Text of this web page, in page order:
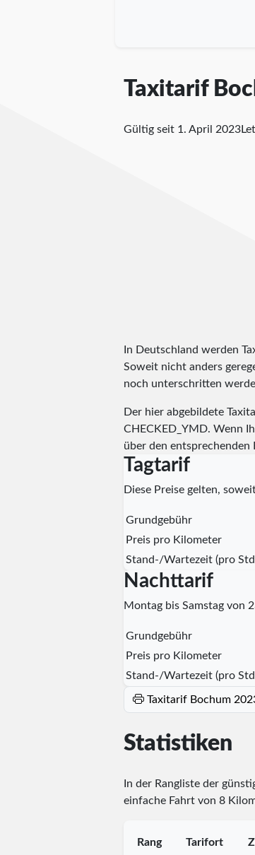
Taxitarif
Gültig seit 1. April 2023
In Deutschland werden
Soweit nicht anders
noch unterschritten
Der hier abgebildete
CHECKED_YMD. Wenn
über den
Tagtarif
Diese Preise gelten,
Grundgebühr
Preis pro Kilometer
Stand-/Wartezeit (pro
Nachttarif
Montag bis Samstag von
Grundgebühr
Preis pro Kilometer
Stand-/Wartezeit (pro
Taxitarif Bochum
Statistiken
In der Rangliste der
einfache Fahrt von 8
Rang Tarifort